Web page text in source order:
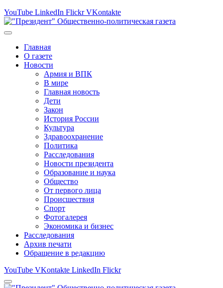
YouTube LinkedIn Flickr VKontakte
Главная
О газете
Новости
Армия и ВПК
В мире
Главная новость
Дети
Закон
История России
Культура
Здравоохранение
Политика
Расследования
Новости президента
Образование и наука
Общество
От первого лица
Происшествия
Спорт
Фотогалерея
Экономика и бизнес
Расследования
Архив печати
Обращение в редакцию
YouTube VKontakte LinkedIn Flickr